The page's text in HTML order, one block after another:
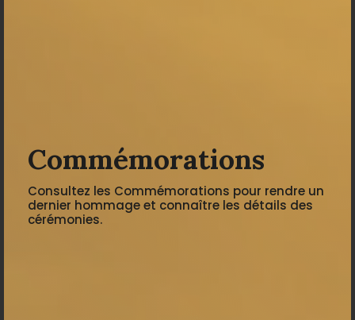
Commémorations
Consultez les Commémorations pour rendre un
dernier hommage et connaître les détails des
cérémonies.